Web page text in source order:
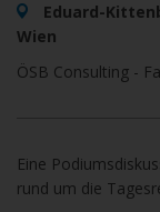
Eduard-
Wien
ÖSB Consulting -
Eine
rund um die